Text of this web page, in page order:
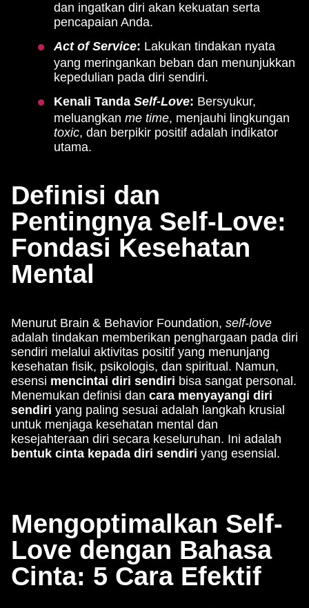
dan ingatkan diri akan kekuatan serta
pencapaian Anda.
Act of Service: Lakukan tindakan nyata
yang meringankan beban dan menunjukkan
kepedulian pada diri sendiri.
Kenali Tanda Self-Love: Bersyukur,
meluangkan me time, menjauhi lingkungan
toxic, dan berpikir positif adalah indikator
utama.
Definisi dan
Pentingnya Self-Love:
Fondasi Kesehatan
Mental
Menurut Brain & Behavior Foundation, self-love
adalah tindakan memberikan penghargaan pada diri
sendiri melalui aktivitas positif yang menunjang
kesehatan fisik, psikologis, dan spiritual. Namun,
esensi mencintai diri sendiri bisa sangat personal.
Menemukan definisi dan cara menyayangi diri
sendiri yang paling sesuai adalah langkah krusial
untuk menjaga kesehatan mental dan
kesejahteraan diri secara keseluruhan. Ini adalah
bentuk cinta kepada diri sendiri yang esensial.
Mengoptimalkan Self-
Love dengan Bahasa
Cinta: 5 Cara Efektif